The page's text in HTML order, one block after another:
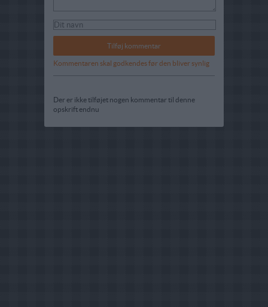
Kommentaren skal godkendes før den bliver synlig
Der er ikke tilføjet nogen kommentar til denne
opskrift endnu